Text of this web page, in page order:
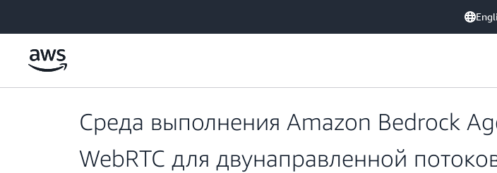
Среда выполнения Amazon Bedrock
WebRTC для двунаправленной